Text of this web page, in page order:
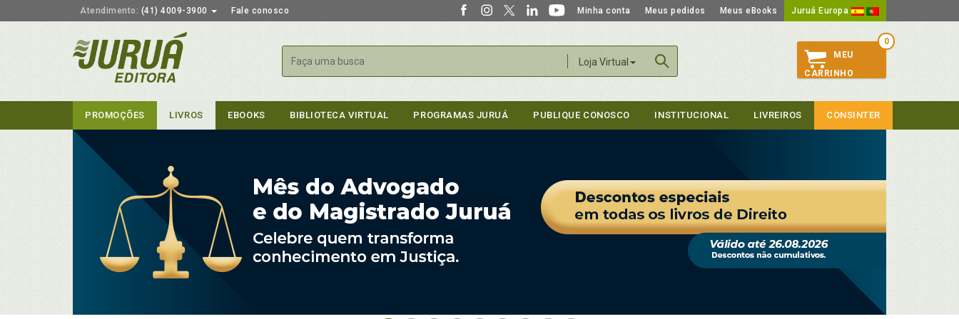
Atendimento: (41) 4009-3900 Fale conosco Minha conta Meus pedidos Meus eBooks Juruá Europa
Loja Virtual
Buscar
0
MEU
CARRINHO
PROMOÇÕES LIVROS EBOOKS BIBLIOTECA VIRTUAL PROGRAMAS JURUÁ PUBLIQUE CONOSCO INSTITUCIONAL LIVREIROS CONSINTER